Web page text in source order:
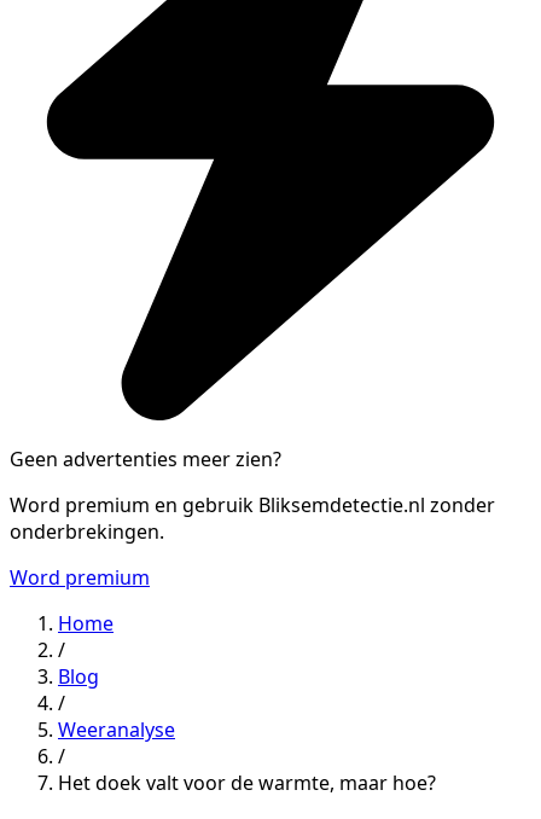
Geen advertenties meer zien?
Word premium en gebruik Bliksemdetectie.nl zonder
onderbrekingen.
Word premium
Home
/
Blog
/
Weeranalyse
/
Het doek valt voor de warmte, maar hoe?